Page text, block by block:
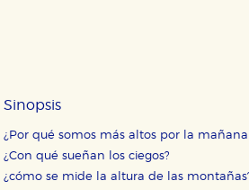
Sinopsis
¿Por qué somos más altos por la
¿Con qué sueñan los ciegos?
¿cómo se mide la altura de las